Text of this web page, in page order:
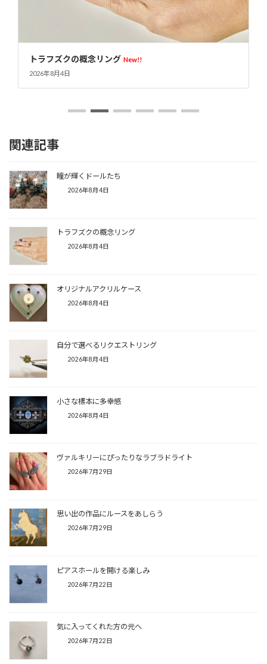
ラフズクの概念リング New!!
年8月4日
関連記事
瞳が輝くドールたち
2026年8月4日
トラフズクの概念リング
2026年8月4日
オリジナルアクリルケース
2026年8月4日
自分で選べるリクエストリング
2026年8月4日
小さな標本に多幸感
2026年8月4日
ヴァルキリーにぴったりなラブラドライト
2026年7月29日
思い出の作品にルースをあしらう
2026年7月29日
ピアスホールを開ける楽しみ
2026年7月22日
気に入ってくれた方の元へ
2026年7月22日